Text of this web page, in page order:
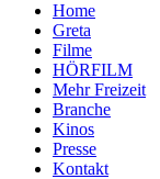
Home
Greta
Filme
HÖRFILM
Mehr Freizeit
Branche
Kinos
Presse
Kontakt